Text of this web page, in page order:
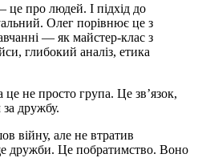
це про людей. І підхід до
Олег порівнює це з
— як майстер-клас з
глибокий аналіз, етика
не просто група. Це зв’язок,
дружбу.
війну, але не втратив
дружби. Це побратимство. Воно